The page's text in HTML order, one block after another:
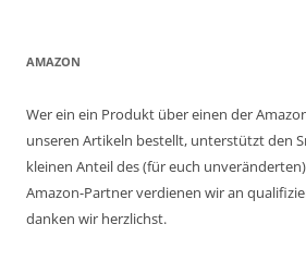
AMAZON
Wer ein ein Produkt über einen der
unseren Artikeln bestellt, unterstützt den
kleinen Anteil des (für euch
Amazon-Partner verdienen wir an
danken wir herzlichst.